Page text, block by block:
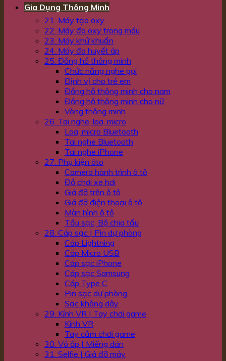
Gia Dụng Thông Minh
21. Máy tạo oxy
22. Máy đo oxy trong máu
23. Máy khử khuẩn
24. Máy đo huyết áp
25. Đồng hồ thông minh
Chức năng nghe gọi
Định vị cho trẻ em
Đồng hồ thông minh cho nam
Đồng hồ thông minh cho nữ
Vòng thông minh
26. Tai nghe, loa, micro
Loa, micro Bluetooth
Tai nghe Bluetooth
Tai nghe iPhone
27. Phụ kiện ôto
Camera hành trình ô tô
Đồ chơi xe hơi
Giá đỡ trên ô tô
Giá đỡ điện thoại ô tô
Màn hình ô tô
Tẩu sạc, Bộ chia tẩu
28. Cáp sạc | Pin dự phòng
Cáp Lightning
Cáp Micro USB
Cáp sạc iPhone
Cáp sạc Samsung
Cáp Type C
Pin sạc dự phòng
Sạc không dây
29. Kính VR | Tay chơi game
Kính VR
Tay cầm chơi game
30. Vỏ ốp | Miếng dán
31. Selfie | Giá đỡ máy